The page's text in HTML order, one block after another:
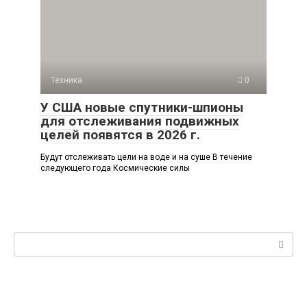
Техника 0
У США новые спутники-шпионы
для отслеживания подвижных
целей появятся в 2026 г.
Будут отслеживать цели на воде и на суше В течение
следующего года Космические силы